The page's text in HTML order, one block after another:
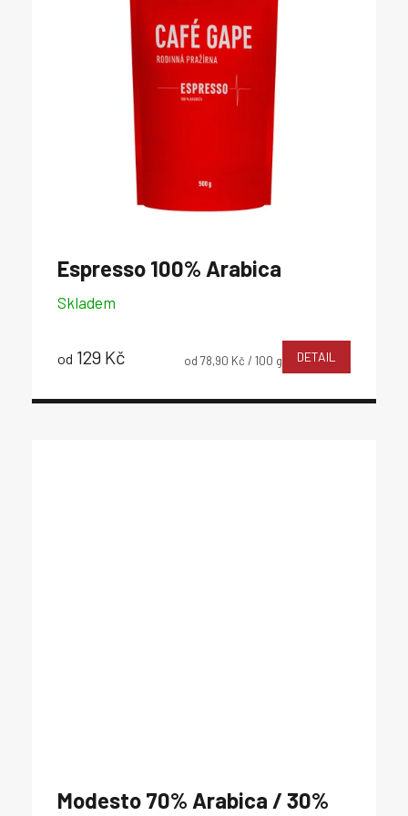
Espresso 100% Arabica
Skladem
od 129 Kč
Měrná
od 78,90 Kč / 100 g DETAIL
Modesto 70% Arabica / 30%